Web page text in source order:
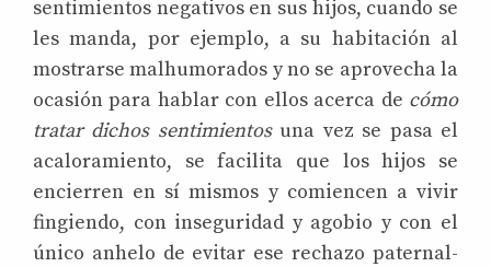
sentimientos negativos en sus hijos, cuando se
les manda, por ejemplo, a su habitación al
mostrarse malhumorados y no se aprovecha la
ocasión para hablar con ellos acerca de cómo
tratar dichos sentimientosuna vez se pasa el
acaloramiento, se facilita que los hijos se
encierren en sí mismos y comiencen a vivir
fingiendo, con inseguridad y agobio y con el
único anhelo de evitar ese rechazo paternal-